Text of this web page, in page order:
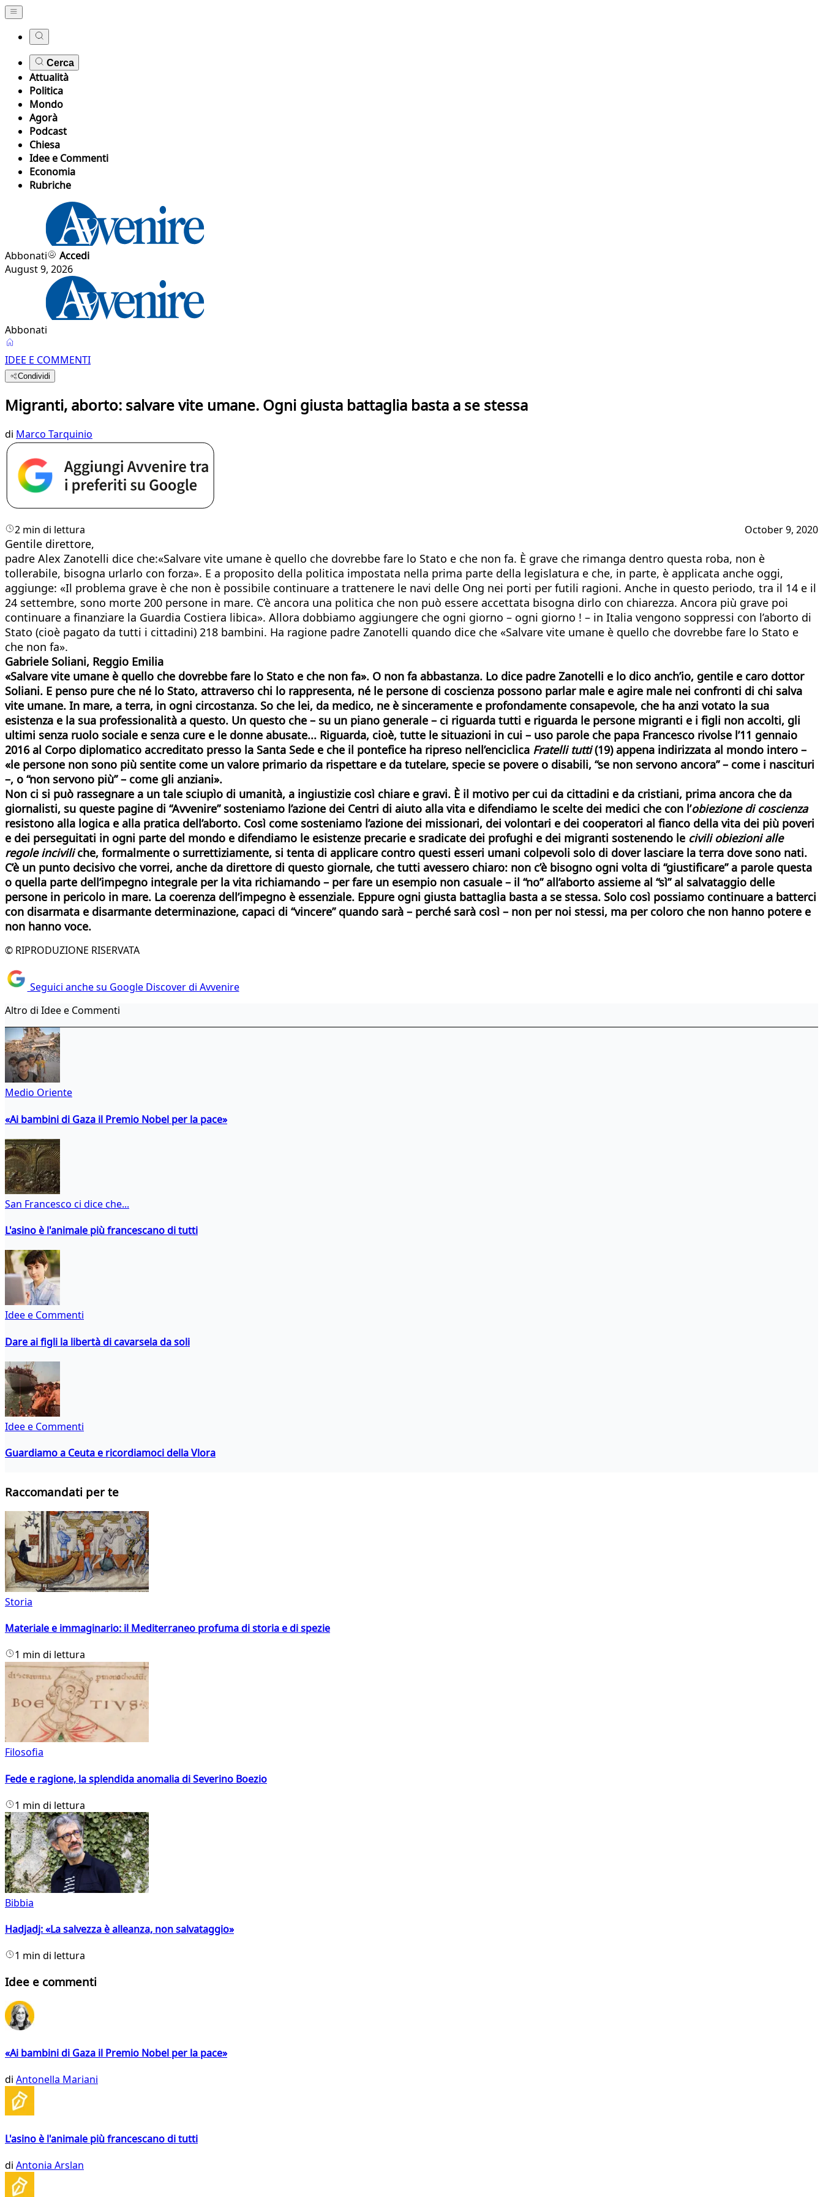
Cerca
Attualità
Politica
Mondo
Agorà
Podcast
Chiesa
Idee e Commenti
Economia
Rubriche
Abbonati
Accedi
August 9, 2026
Abbonati
IDEE E COMMENTI
Condividi
Migranti, aborto: salvare vite umane. Ogni giusta battaglia basta a se stessa
di Marco Tarquinio
2 min di lettura October 9, 2020
Gentile direttore,
padre Alex Zanotelli dice che:«Salvare vite umane è quello che dovrebbe fare lo Stato e che non fa. È grave che rimanga dentro questa roba, non è
tollerabile, bisogna urlarlo con forza». E a proposito della politica impostata nella prima parte della legislatura e che, in parte, è applicata anche oggi,
aggiunge: «Il problema grave è che non è possibile continuare a trattenere le navi delle Ong nei porti per futili ragioni. Anche in questo periodo, tra il 14 e il
24 settembre, sono morte 200 persone in mare. C’è ancora una politica che non può essere accettata bisogna dirlo con chiarezza. Ancora più grave poi
continuare a finanziare la Guardia Costiera libica». Allora dobbiamo aggiungere che ogni giorno – ogni giorno ! – in Italia vengono soppressi con l’aborto di
Stato (cioè pagato da tutti i cittadini) 218 bambini. Ha ragione padre Zanotelli quando dice che «Salvare vite umane è quello che dovrebbe fare lo Stato e
che non fa».
Gabriele Soliani, Reggio Emilia
«Salvare vite umane è quello che dovrebbe fare lo Stato e che non fa». O non fa abbastanza. Lo dice padre Zanotelli e lo dico anch’io, gentile e caro dottor
Soliani. E penso pure che né lo Stato, attraverso chi lo rappresenta, né le persone di coscienza possono parlar male e agire male nei confronti di chi salva
vite umane. In mare, a terra, in ogni circostanza. So che lei, da medico, ne è sinceramente e profondamente consapevole, che ha anzi votato la sua
esistenza e la sua professionalità a questo. Un questo che – su un piano generale – ci riguarda tutti e riguarda le persone migranti e i figli non accolti, gli
ultimi senza ruolo sociale e senza cure e le donne abusate... Riguarda, cioè, tutte le situazioni in cui – uso parole che papa Francesco rivolse l’11 gennaio
2016 al Corpo diplomatico accreditato presso la Santa Sede e che il pontefice ha ripreso nell’enciclica Fratelli tutti(19) appena indirizzata al mondo intero –
«le persone non sono più sentite come un valore primario da rispettare e da tutelare, specie se povere o disabili, “se non servono ancora” – come i nascituri
–, o “non servono più” – come gli anziani».
Non ci si può rassegnare a un tale sciupìo di umanità, a ingiustizie così chiare e gravi. È il motivo per cui da cittadini e da cristiani, prima ancora che da
giornalisti, su queste pagine di “Avvenire” sosteniamo l’azione dei Centri di aiuto alla vita e difendiamo le scelte dei medici che con l’obiezione di coscienza
resistono alla logica e alla pratica dell’aborto. Così come sosteniamo l’azione dei missionari, dei volontari e dei cooperatori al fianco della vita dei più poveri
e dei perseguitati in ogni parte del mondo e difendiamo le esistenze precarie e sradicate dei profughi e dei migranti sostenendo le civili obiezioni alle
regole inciviliche, formalmente o surrettiziamente, si tenta di applicare contro questi esseri umani colpevoli solo di dover lasciare la terra dove sono nati.
C’è un punto decisivo che vorrei, anche da direttore di questo giornale, che tutti avessero chiaro: non c’è bisogno ogni volta di “giustificare” a parole questa
o quella parte dell’impegno integrale per la vita richiamando – per fare un esempio non casuale – il “no” all’aborto assieme al “sì” al salvataggio delle
persone in pericolo in mare. La coerenza dell’impegno è essenziale. Eppure ogni giusta battaglia basta a se stessa. Solo così possiamo continuare a batterci
con disarmata e disarmante determinazione, capaci di “vincere” quando sarà – perché sarà così – non per noi stessi, ma per coloro che non hanno potere e
non hanno voce.
© RIPRODUZIONE RISERVATA
Seguici anche su Google Discover di Avvenire
Altro di Idee e Commenti
Medio Oriente
«Ai bambini di Gaza il Premio Nobel per la pace»
San Francesco ci dice che...
L'asino è l'animale più francescano di tutti
Idee e Commenti
Dare ai figli la libertà di cavarsela da soli
Idee e Commenti
Guardiamo a Ceuta e ricordiamoci della Vlora
Raccomandati per te
Storia
Materiale e immaginario: il Mediterraneo profuma di storia e di spezie
1 min di lettura
Filosofia
Fede e ragione, la splendida anomalia di Severino Boezio
1 min di lettura
Bibbia
Hadjadj: «La salvezza è alleanza, non salvataggio»
1 min di lettura
Idee e commenti
«Ai bambini di Gaza il Premio Nobel per la pace»
di Antonella Mariani
L'asino è l'animale più francescano di tutti
di Antonia Arslan